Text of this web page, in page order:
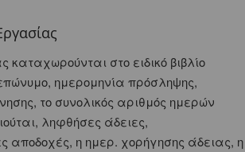
καταχωρούνται στο ειδικό βιβλίο
ημερομηνία πρόσληψης,
το συνολικός αριθμός ημερών
ληφθήσες άδειες,
αποδοχές, η ημερ. χορήγησης άδειας, η